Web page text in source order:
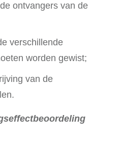
ontvangers van de
verschillende
worden gewist;
van de